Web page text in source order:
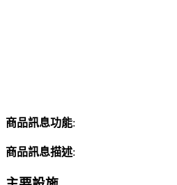
商品訊息功能:
商品訊息描述: